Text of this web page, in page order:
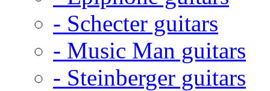
- Schecter guitars
- Music Man guitars
- Steinberger guitars